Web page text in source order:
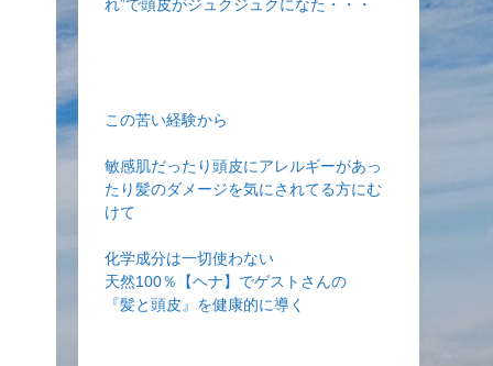
れ”で頭皮がジュクジュクになた・・・
この苦い経験から
敏感肌だったり頭皮にアレルギーがあっ
たり髪のダメージを気にされてる方にむ
けて
化学成分は一切使わない
天然100％【ヘナ】でゲストさんの
『髪と頭皮』を健康的に導く